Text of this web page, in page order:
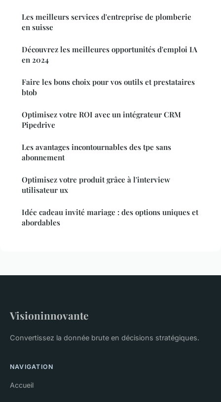
Les meilleurs services d'entreprise de plomberie
en suisse
Découvrez les meilleures opportunités d'emploi IA
en 2024
Faire les bons choix pour vos outils et prestataires
btob
Optimisez votre ROI avec un intégrateur CRM
Pipedrive
Les avantages incontournables des tpe sans
abonnement
Optimisez votre produit grâce à l'interview
utilisateur ux
Idée cadeau invité mariage : des options uniques et
abordables
Visioninnovante
Convertissez la donnée brute en décisions stratégiques.
NAVIGATION
Accueil